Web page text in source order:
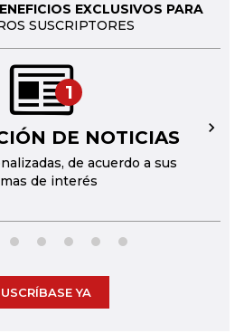
EXCLUSIVOS PARA
SUSCRIPTORES
1
DE NOTICIAS
de acuerdo a sus
de interés
→
YA